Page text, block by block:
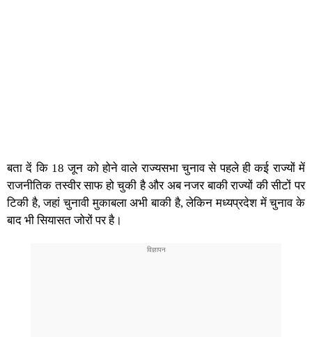
बता दें कि 18 जून को होने वाले राज्यसभा चुनाव से पहले ही कई राज्यों में
राजनीतिक तस्वीर साफ हो चुकी है और अब नजर बाकी राज्यों की सीटों पर
टिकी है, जहां चुनावी मुकाबला अभी बाकी है, लेकिन मध्यप्रदेश में चुनाव के
बाद भी सियासत जोरों पर है।